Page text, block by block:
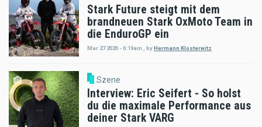
Stark Future steigt mit dem
brandneuen Stark OxMoto Team in
die EnduroGP ein
Mar 27 2026 - 6:19am byHermann Klosterwitz
Szene
Interview: Eric Seifert - So holst
du die maximale Performance aus
deiner Stark VARG